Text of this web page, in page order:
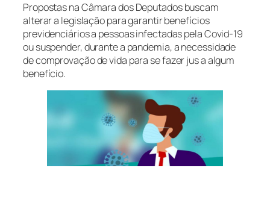
Propostas na Câmara dos Deputados buscam
alterar a legislação para garantir benefícios
previdenciários a pessoas infectadas pela Covid-19
ou suspender, durante a pandemia, a necessidade
de comprovação de vida para se fazer jus a algum
benefício.